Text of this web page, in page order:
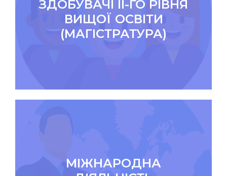
ЗДОБУВАЧІ ІІ-ГО РІВНЯ
ВИЩОЇ ОСВІТИ
(МАГІСТРАТУРА)
МІЖНАРОДНА